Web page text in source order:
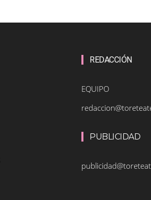
REDACCIÓN
EQUIPO
PUBLICIDAD